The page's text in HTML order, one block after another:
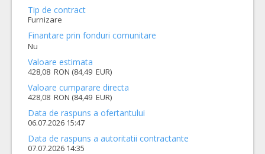
Tip de contract
Furnizare
Finantare prin fonduri comunitare
Nu
Valoare estimata
428,08 RON (84,49 EUR)
Valoare cumparare directa
428,08 RON (84,49 EUR)
Data de raspuns a ofertantului
06.07.2026 15:47
Data de raspuns a autoritatii contractante
07.07.2026 14:35